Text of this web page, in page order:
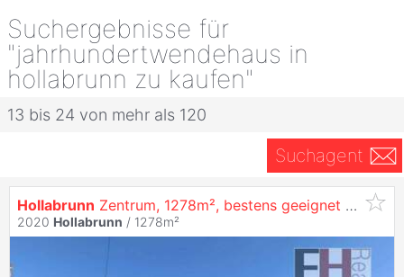
Suchergebnisse für
"jahrhundertwendehaus in
hollabrunn zu kaufen"
13 bis 24 von mehr als 120
Suchagent
Hollabrunn Zentrum, 1278m², bestens geeignet für großvolumigen Wohnbau, perfekte Widmung!
2020 Hollabrunn / 1278m²